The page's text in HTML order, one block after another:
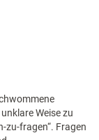
Weise zu
zu-fragen“. Fragen